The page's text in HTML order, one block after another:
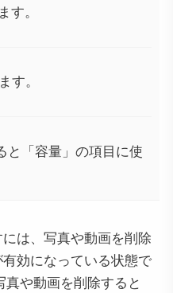
す。
す。
と「容量」の項目に使
は、写真や動画を削除
効になっている状態で
や動画を削除すると